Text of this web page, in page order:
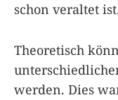
schon veraltet
Theoretisch
werden. Dies